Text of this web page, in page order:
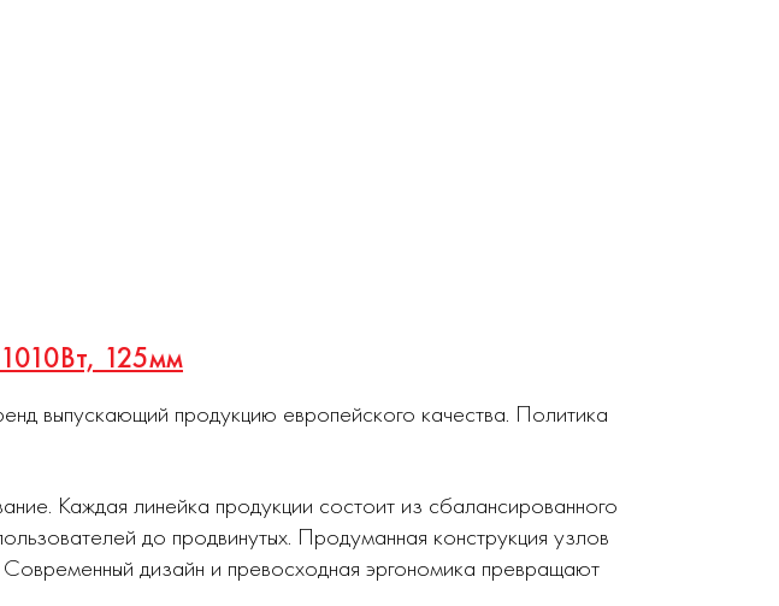
125мм
выпускающий продукцию европейского качества. Политика
Каждая линейка продукции состоит из сбалансированного
до продвинутых. Продуманная конструкция узлов
дизайн и превосходная эргономика превращают